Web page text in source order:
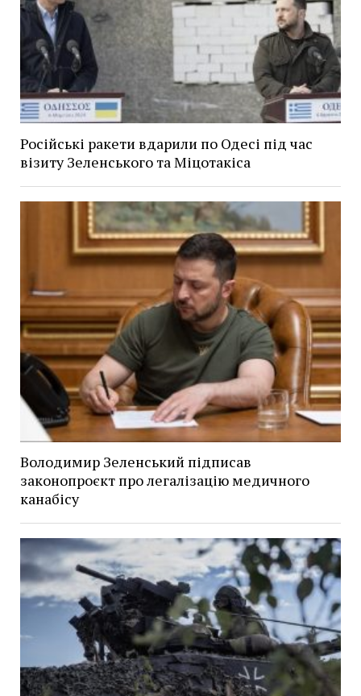
Російські ракети вдарили по Одесі під час
візиту Зеленського та Міцотакіса
Володимир Зеленський підписав
законопроєкт про легалізацію медичного
канабісу